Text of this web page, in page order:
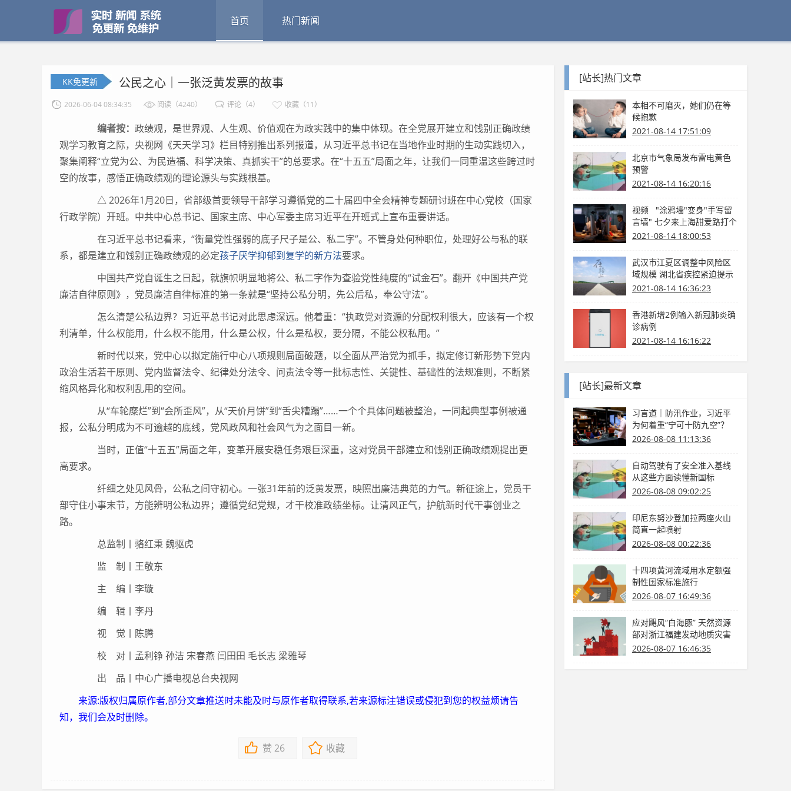
首页 热门新闻
KK免更新 公民之心｜一张泛黄发票的故事
2026-06-04 08:34:35 阅读（4240） 评论（4） 收藏（11）
编者按： 政绩观，是世界观、人生观、价值观在为政实践中的集中体现。在全党展开建立和饯别正确政绩
观学习教育之际，央视网《天天学习》栏目特别推出系列报道，从习近平总书记在当地作业时期的生动实践切入，
聚集阐释“立党为公、为民造福、科学决策、真抓实干”的总要求。在“十五五”局面之年，让我们一同重温这些跨过时
空的故事，感悟正确政绩观的理论源头与实践根基。
△ 2026年1月20日，省部级首要领导干部学习遵循党的二十届四中全会精神专题研讨班在中心党校（国家
行政学院）开班。中共中心总书记、国家主席、中心军委主席习近平在开班式上宣布重要讲话。
在习近平总书记看来，“衡量党性强弱的底子尺子是公、私二字”。不管身处何种职位，处理好公与私的联
系，都是建立和饯别正确政绩观的必定孩子厌学抑郁到复学的新方法要求。
中国共产党自诞生之日起，就旗帜明显地将公、私二字作为查验党性纯度的“试金石”。翻开《中国共产党
廉洁自律原则》，党员廉洁自律标准的第一条就是“坚持公私分明，先公后私，奉公守法”。
怎么清楚公私边界？习近平总书记对此思虑深远。他着重：“执政党对资源的分配权利很大，应该有一个权
利清单，什么权能用，什么权不能用，什么是公权，什么是私权，要分隔，不能公权私用。”
新时代以来，党中心以拟定施行中心八项规则局面破题，以全面从严治党为抓手，拟定修订新形势下党内
政治生活若干原则、党内监督法令、纪律处分法令、问责法令等一批标志性、关键性、基础性的法规准则，不断紧
缩风格异化和权利乱用的空间。
从“车轮糜烂”到“会所歪风”，从“天价月饼”到“舌尖糟蹋”……一个个具体问题被整治，一同起典型事例被通
报，公私分明成为不可逾越的底线，党风政风和社会风气为之面目一新。
当时，正值“十五五”局面之年，变革开展安稳任务艰巨深重，这对党员干部建立和饯别正确政绩观提出更
高要求。
纤细之处见风骨，公私之间守初心。一张31年前的泛黄发票，映照出廉洁典范的力气。新征途上，党员干
部守住小事末节，方能辨明公私边界；遵循党纪党规，才干校准政绩坐标。让清风正气，护航新时代干事创业之
路。
总监制丨骆红秉 魏驱虎
监 制丨王敬东
主 编丨李璇
编 辑丨李丹
视 觉丨陈腾
校 对丨孟利铮 孙洁 宋春燕 闫田田 毛长志 梁雅琴
出 品丨中心广播电视总台央视网
来源:版权归属原作者,部分文章推送时未能及时与原作者取得联系,若来源标注错误或侵犯到您的权益烦请告
知，我们会及时删除。
赞 26 收藏
[站长]热门文章
本相不可磨灭，她们仍在等
候抱歉
2021-08-14 17:51:09
北京市气象局发布雷电黄色
预警
2021-08-14 16:20:16
视频 "涂鸦墙"变身"手写留
言墙" 七夕来上海甜爱路打个
卡吧
2021-08-14 18:00:53
武汉市江夏区调整中风险区
域规模 湖北省疾控紧迫提示
2021-08-14 16:36:23
香港新增2例输入新冠肺炎确
诊病例
2021-08-14 16:16:22
[站长]最新文章
习言道｜防汛作业，习近平
为何着重“宁可十防九空”？
2026-08-08 11:13:36
自动驾驶有了安全准入基线
从这些方面读懂新国标
2026-08-08 09:02:25
印尼东努沙登加拉两座火山
简直一起喷射
2026-08-08 00:22:36
十四项黄河流域用水定额强
制性国家标准施行
2026-08-07 16:49:36
应对飓风“白海豚” 天然资源
部对浙江福建发动地质灾害
防护Ⅳ级呼应
2026-08-07 16:46:35